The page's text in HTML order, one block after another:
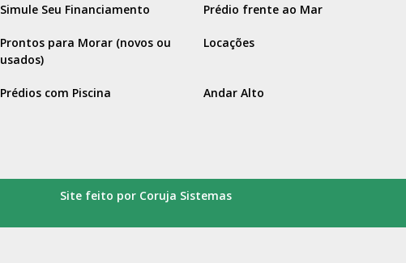
Simule Seu Financiamento Prédio frente ao Mar
Prontos para Morar (novos ou
usados)
Locações
Prédios com Piscina Andar Alto
Site feito por Coruja Sistemas